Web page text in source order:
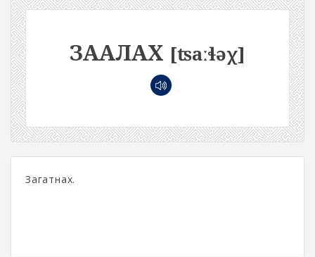
ЗААЛАХ [ʦaːɬəχ]
Загатнах.